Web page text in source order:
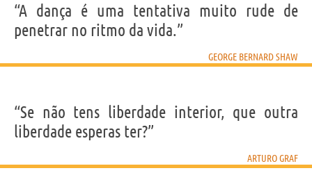
“A dança é uma tentativa muito rude de
penetrar no ritmo da vida.”
GEORGE BERNARD SHAW
“Se não tens liberdade interior, que outra
liberdade esperas ter?”
ARTURO GRAF